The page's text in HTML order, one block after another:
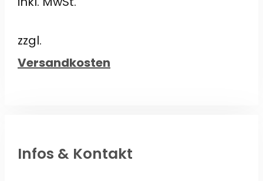
zzgl.
Versandkosten
Infos & Kontakt